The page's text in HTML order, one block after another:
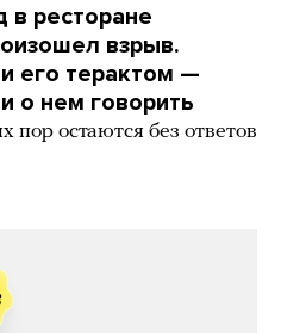
в ресторане
взрыв.
его терактом —
о нем говорить
пор остаются без ответов